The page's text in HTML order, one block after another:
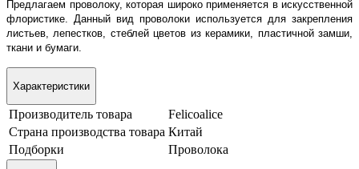
Предлагаем проволоку, которая широко применяется в искусственной
флористике. Данный вид проволоки используется для закрепления
листьев, лепестков, стеблей цветов из керамики, пластичной замши,
ткани и бумаги.
Характеристики
Производитель товара
Felicoalice
Страна производства товара Китай
Подборки
Проволока